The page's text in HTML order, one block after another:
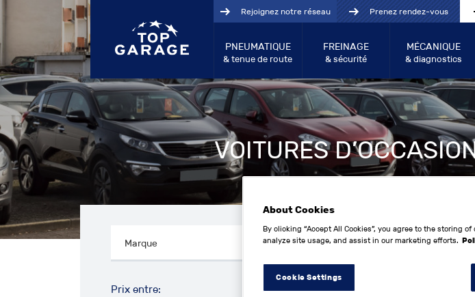
Rejoignez notre réseau Prenez rendez-vous
PNEUMATIQUE
& tenue de route
FREINAGE
& sécurité
MÉCANIQUE
& diagnostics
VOITURES
Prix entre: Année entre:
About Cookies
By clicking “Accept All Cookies”, you agree to the storing
analyze site usage, and assist in our marketing efforts.
Cookie Settings